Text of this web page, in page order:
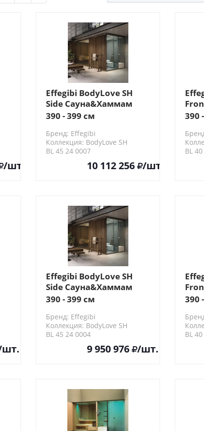
/шт.
Effegibi BodyLove SH
Side Сауна&Хаммам
365x202x220см,
термообработанная
древесина/трубчатое
стекло
390 - 399 см
Бренд: Effegibi
Коллекция: BodyLove SH
BL 45 24 0007
10 112 256 /шт.
390
BL
Effegibi BodyLove SH
Side Сауна&Хаммам
365x202x220см, угловая
термообработанная
древесина/трубчатое
стекло
390 - 399 см
Бренд: Effegibi
Коллекция: BodyLove SH
BL 45 24 0004
9 950 976 /шт.
390
BL